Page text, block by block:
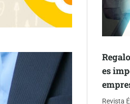
es
Revista